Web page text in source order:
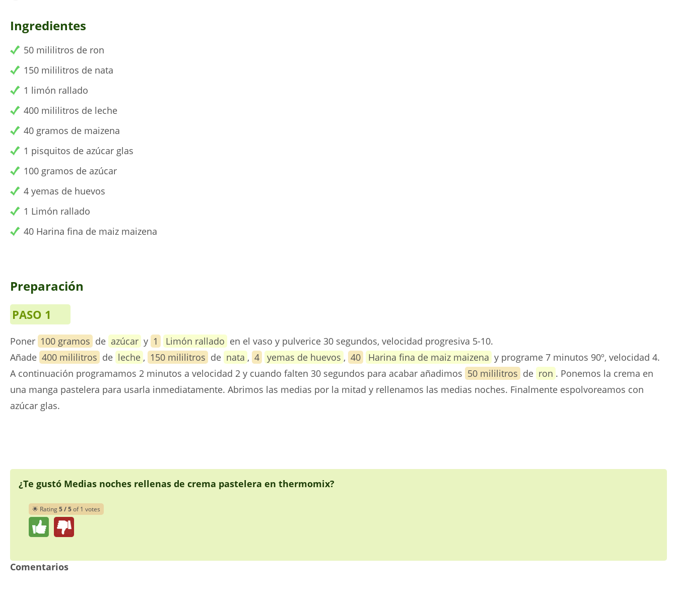
Ingredientes
50 mililitros de ron
150 mililitros de nata
1 limón rallado
400 mililitros de leche
40 gramos de maizena
1 pisquitos de azúcar glas
100 gramos de azúcar
4 yemas de huevos
1 Limón rallado
40 Harina fina de maiz maizena
Preparación
PASO 1
Poner 100 gramos de azúcar y 1 Limón rallado en el vaso y pulverice 30 segundos, velocidad progresiva 5-10.
Añade 400 mililitros de leche , 150 mililitros de nata , 4 yemas de huevos , 40 Harina fina de maiz maizena y programe 7 minutos 90º, velocidad 4.
A continuación programamos 2 minutos a velocidad 2 y cuando falten 30 segundos para acabar añadimos 50 mililitros de ron . Ponemos la crema en
una manga pastelera para usarla inmediatamente. Abrimos las medias por la mitad y rellenamos las medias noches. Finalmente espolvoreamos con
azúcar glas.
¿Te gustó Medias noches rellenas de crema pastelera en thermomix?
🌟 Rating5 / 5of 1 votes
Comentarios